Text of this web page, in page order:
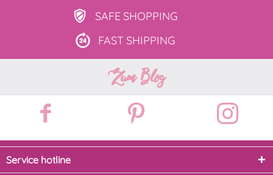
SAFE SHOPPING
FAST SHIPPING
Zum Blog
Service hotline